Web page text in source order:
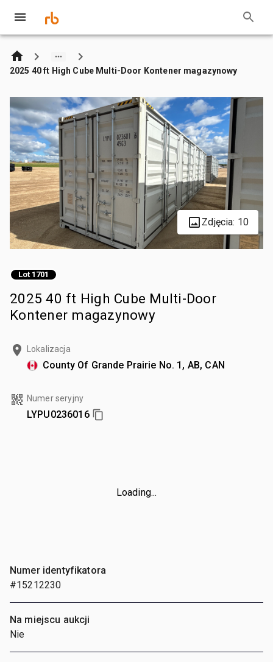
2025 40 ft High Cube Multi-Door Kontener magazynowy
Zdjęcia: 10
Lot 1701
2025 40 ft High Cube Multi-Door
Kontener magazynowy
Lokalizacja
County Of Grande Prairie No. 1, AB, CAN
Numer seryjny
LYPU0236016
Loading...
Numer identyfikatora
#15212230
Na miejscu aukcji
Nie